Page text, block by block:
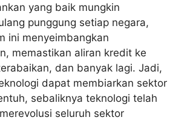
yang baik mungkin
punggung setiap negara,
ini menyeimbangkan
memastikan aliran kredit ke
dan banyak lagi. Jadi,
dapat membiarkan sektor
sebaliknya teknologi telah
seluruh sektor